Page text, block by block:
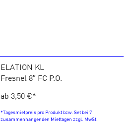
ELATION KL
Fresnel 8″ FC P.O.
ab 3,50 €*
*Tagesmietpreis pro Produkt bzw. Set bei 7
zusammenhängenden Miettagen zzgl. MwSt.